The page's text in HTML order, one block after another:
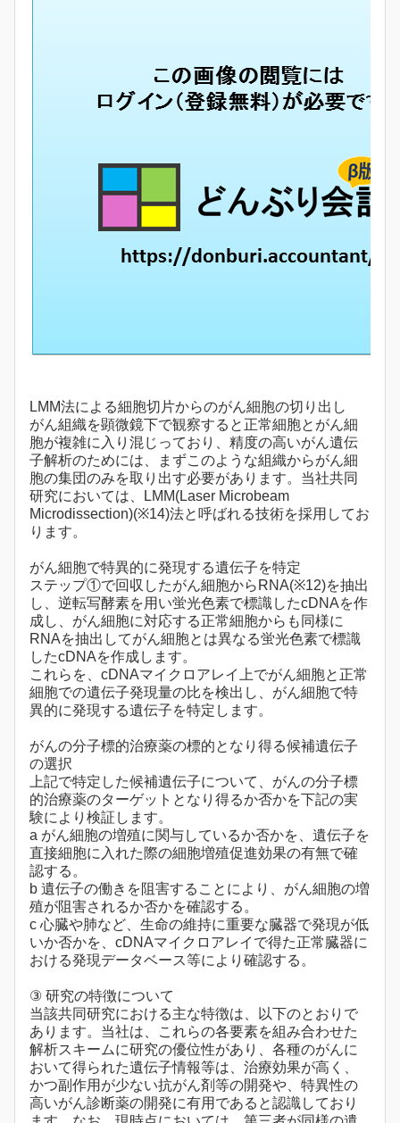
LMM法による細胞切片からのがん細胞の切り出し
がん組織を顕微鏡下で観察すると正常細胞とがん細
胞が複雑に入り混じっており、精度の高いがん遺伝
子解析のためには、まずこのような組織からがん細
胞の集団のみを取り出す必要があります。当社共同
研究においては、LMM(Laser Microbeam
Microdissection)(※14)法と呼ばれる技術を採用してお
ります。
がん細胞で特異的に発現する遺伝子を特定
ステップ①で回収したがん細胞からRNA(※12)を抽出
し、逆転写酵素を用い蛍光色素で標識したcDNAを作
成し、がん細胞に対応する正常細胞からも同様に
RNAを抽出してがん細胞とは異なる蛍光色素で標識
したcDNAを作成します。
これらを、cDNAマイクロアレイ上でがん細胞と正常
細胞での遺伝子発現量の比を検出し、がん細胞で特
異的に発現する遺伝子を特定します。
がんの分子標的治療薬の標的となり得る候補遺伝子
の選択
上記で特定した候補遺伝子について、がんの分子標
的治療薬のターゲットとなり得るか否かを下記の実
験により検証します。
a がん細胞の増殖に関与しているか否かを、遺伝子を
直接細胞に入れた際の細胞増殖促進効果の有無で確
認する。
b 遺伝子の働きを阻害することにより、がん細胞の増
殖が阻害されるか否かを確認する。
c 心臓や肺など、生命の維持に重要な臓器で発現が低
いか否かを、cDNAマイクロアレイで得た正常臓器に
おける発現データベース等により確認する。
③ 研究の特徴について
当該共同研究における主な特徴は、以下のとおりで
あります。当社は、これらの各要素を組み合わせた
解析スキームに研究の優位性があり、各種のがんに
おいて得られた遺伝子情報等は、治療効果が高く、
かつ副作用が少ない抗がん剤等の開発や、特異性の
高いがん診断薬の開発に有用であると認識しており